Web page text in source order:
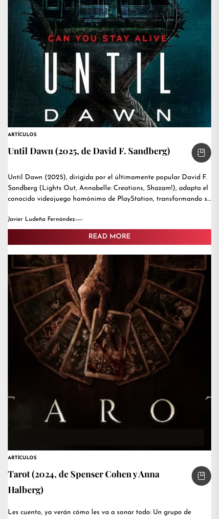
ARTÍCULOS
Until Dawn (2025, de David F. Sandberg)
Until Dawn (2025), dirigida por el últimamente popular David F.
Sandberg (Lights Out, Annabelle: Creations, Shazam!), adapta el
conocido videojuego homónimo de PlayStation, transformando su
Javier Ludeña Fernández
READ MORE
ARTÍCULOS
Tarot (2024, de Spenser Cohen y Anna
Halberg)
Les cuento, ya verán cómo les va a sonar todo: Un grupo de